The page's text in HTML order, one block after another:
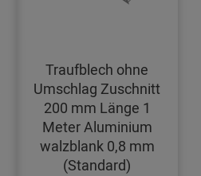
Traufblech ohne
Umschlag Zuschnitt
200 mm Länge 1
Meter Aluminium
walzblank 0,8 mm
(Standard)